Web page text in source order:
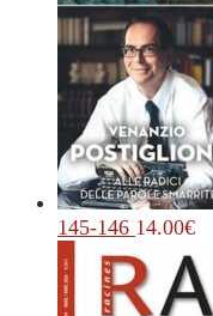
145-146 14.00€